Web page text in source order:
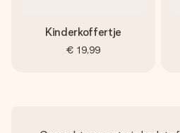
Kinderkoffertje
€ 19,99